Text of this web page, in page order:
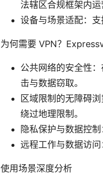
法辖区合规框架内
设备与场景适配：
为何需要 VPN？
公共网络的安全性
击与数据窃取。
区域限制的无障碍
绕过地理限制。
隐私保护与数据控
远程工作与数据访
使用场景深度分析